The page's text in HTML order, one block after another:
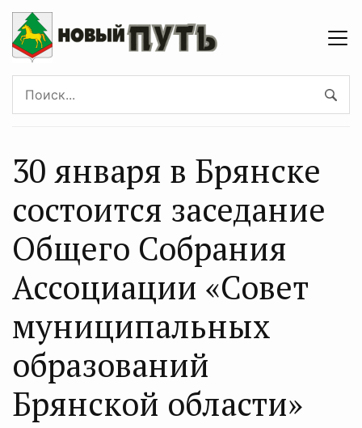
30 января в Брянске
состоится заседание
Общего Собрания
Ассоциации «Совет
муниципальных
образований
Брянской области»